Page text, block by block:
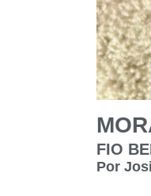
FIO
Por